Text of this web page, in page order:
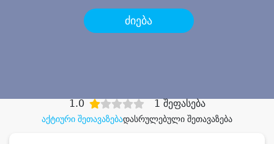
ძიება
აქტიური შეთავაზებადასრულებული შეთავაზება
1.0 1 შეფასება